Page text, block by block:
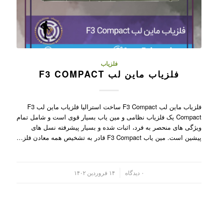
فلزیاب
فلزیاب ماین لب F3 COMPACT
فلزیاب ماین لب F3 Compact ساخت استرالیا فلزیاب ماین لب F3
Compact یک فلزیاب نظامی و مین یاب بسیار قوی است و شامل تمام
ویژگی های منحصر به فرد، اثبات شده و بسیار پیشرفته نسل های
پیشین است. مین یاب F3 Compact قادر به تشخیص همه معادن فلز…
۰ دیدگاه ۱۴ فروردین ۱۴۰۲